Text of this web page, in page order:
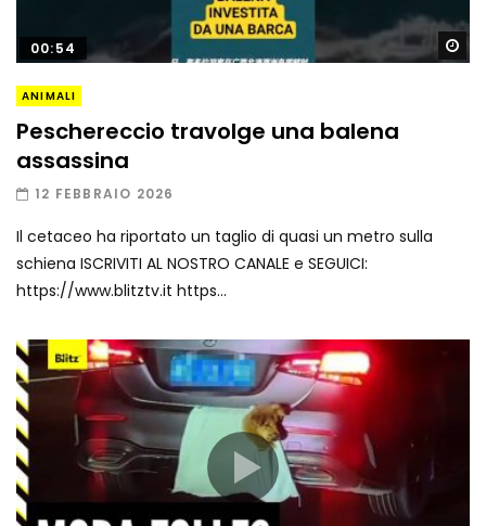
00:54
ANIMALI
Peschereccio travolge una balena
assassina
12 FEBBRAIO 2026
Il cetaceo ha riportato un taglio di quasi un metro sulla
schiena ISCRIVITI AL NOSTRO CANALE e SEGUICI:
https://www.blitztv.it https...